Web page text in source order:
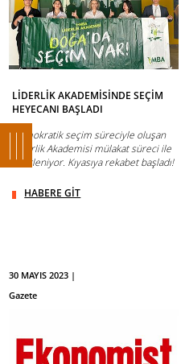
LİDERLİK AKADEMİSİNDE SEÇİM
HEYECANI BAŞLADI
Demokratik seçim süreciyle oluşan
Liderlik Akademisi mülakat süreci ile
belirleniyor. Kıyasıya rekabet başladı!
HABERE GİT
30 MAYIS 2023 |
Gazete